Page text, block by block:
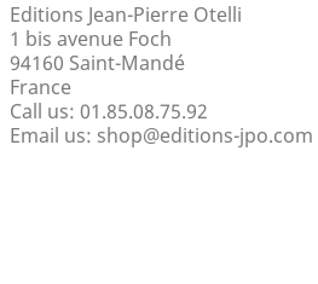
Editions Jean-Pierre Otelli
1 bis avenue Foch
94160 Saint-Mandé
France
Call us: 01.85.08.75.92
Email us: shop@editions-jpo.com